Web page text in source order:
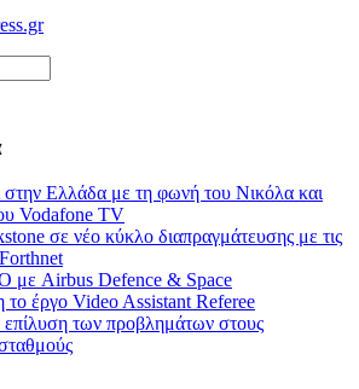
στην Ελλάδα με τη φωνή του Νικόλα και
Vodafone TV
σε νέο κύκλο διαπραγμάτευσης με τις
με Airbus Defence & Space
το έργο Video Assistant Referee
επίλυση των προβλημάτων στους